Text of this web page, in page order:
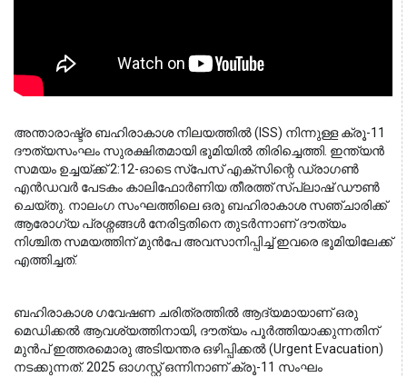
അന്താരാഷ്ട്ര ബഹിരാകാശ നിലയത്തിൽ (ISS) നിന്നുള്ള ക്രൂ-11
ദൗത്യസംഘം സുരക്ഷിതമായി ഭൂമിയിൽ തിരിച്ചെത്തി. ഇന്ത്യൻ
സമയം ഉച്ചയ്ക്ക് 2:12-ഓടെ സ്പേസ് എക്സിന്റെ ഡ്രാഗൺ
എൻഡവർ പേടകം കാലിഫോർണിയ തീരത്ത് സ്പ്ലാഷ് ഡൗൺ
ചെയ്തു. നാലംഗ സംഘത്തിലെ ഒരു ബഹിരാകാശ സഞ്ചാരിക്ക്
ആരോഗ്യ പ്രശ്നങ്ങൾ നേരിട്ടതിനെ തുടർന്നാണ് ദൗത്യം
നിശ്ചിത സമയത്തിന് മുൻപേ അവസാനിപ്പിച്ച് ഇവരെ ഭൂമിയിലേക്ക്
എത്തിച്ചത്.
ബഹിരാകാശ ഗവേഷണ ചരിത്രത്തിൽ ആദ്യമായാണ് ഒരു
മെഡിക്കൽ ആവശ്യത്തിനായി, ദൗത്യം പൂർത്തിയാക്കുന്നതിന്
മുൻപ് ഇത്തരമൊരു അടിയന്തര ഒഴിപ്പിക്കൽ (Urgent Evacuation)
നടക്കുന്നത്. 2025 ഓഗസ്റ്റ് ഒന്നിനാണ് ക്രൂ-11 സംഘം